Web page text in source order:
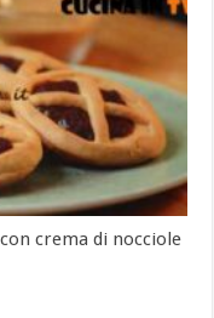
crema di nocciole